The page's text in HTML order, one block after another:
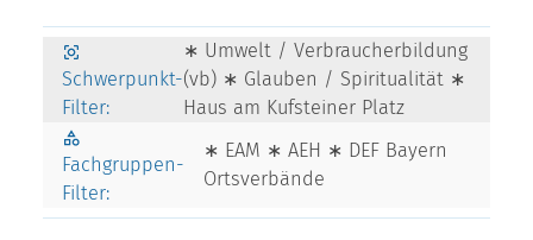
Schwerpunkt-
Filter:
∗ Umwelt / Verbraucherbildung
(vb) ∗ Glauben / Spiritualität ∗
Haus am Kufsteiner Platz
Fachgruppen-
Filter:
∗ EAM ∗ AEH ∗ DEF Bayern
Ortsverbände